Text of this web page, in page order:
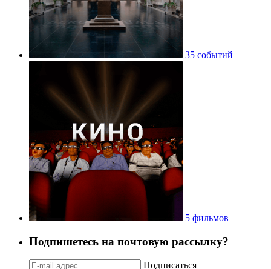
35 событий
5 фильмов
Подпишетесь на почтовую рассылку?
Подписаться